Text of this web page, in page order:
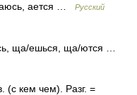
ается …
Русский
ща/ешься, ща/ются …
кем чем). Разг. =